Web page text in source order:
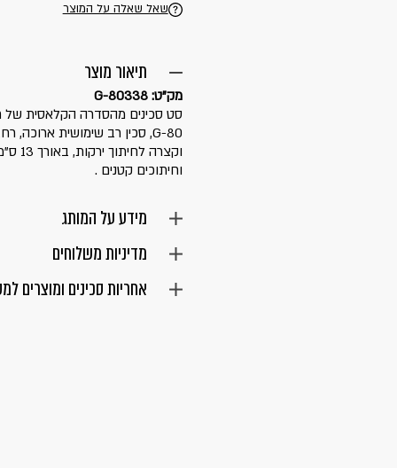
שאל שאלה על המוצר
תיאור מוצר
מק"ט: G-80338
וחיתוכים קטנים .
מידע על המותג
מדיניות משלוחים
אחריות סכינים ומוצרים